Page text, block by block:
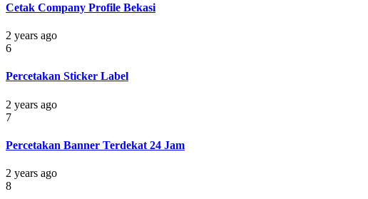
Cetak Company Profile Bekasi
2 years ago
6
Percetakan Sticker Label
2 years ago
7
Percetakan Banner Terdekat 24 Jam
2 years ago
8